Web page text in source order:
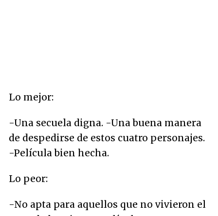
Lo mejor:
-Una secuela digna. -Una buena manera
de despedirse de estos cuatro personajes.
-Película bien hecha.
Lo peor:
-No apta para aquellos que no vivieron el